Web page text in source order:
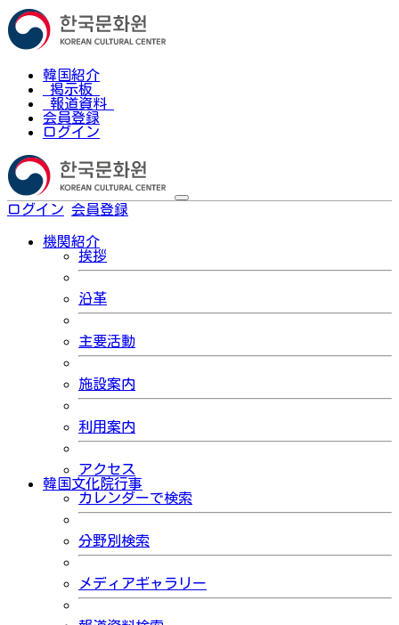
韓国紹介
掲示板
報道資料
会員登録
ログイン
ログイン 会員登録
機関紹介
挨拶
沿革
主要活動
施設案内
利用案内
アクセス
韓国文化院行事
カレンダーで検索
分野別検索
メディアギャラリー